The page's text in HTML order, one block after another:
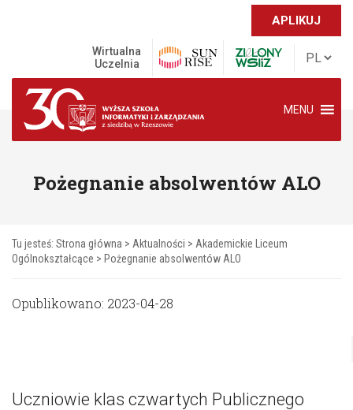
APLIKUJ
Wirtualna
Uczelnia
MENU
Pożegnanie absolwentów ALO
Tu jesteś: Strona główna > Aktualności > Akademickie Liceum
Ogólnokształcące > Pożegnanie absolwentów ALO
Opublikowano: 2023-04-28
Uczniowie klas czwartych Publicznego